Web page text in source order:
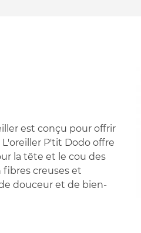
est conçu pour offrir
P'tit Dodo offre
la tête et le cou des
fibres creuses et
douceur et de bien-